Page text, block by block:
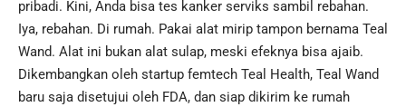
pribadi. Kini, Anda bisa tes kanker serviks sambil rebahan.
Iya, rebahan. Di rumah. Pakai alat mirip tampon bernama Teal
Wand. Alat ini bukan alat sulap, meski efeknya bisa ajaib.
Dikembangkan oleh startup femtech Teal Health, Teal Wand
baru saja disetujui oleh FDA, dan siap dikirim ke rumah